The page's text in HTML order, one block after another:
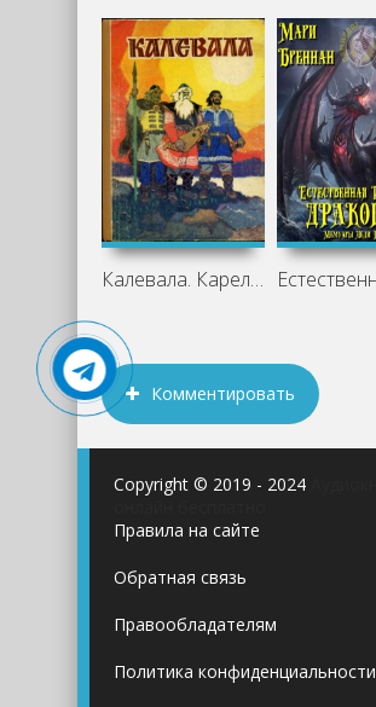
Калевала. Карело-финский эпос - Лённрот
Комментировать
Copyright © 2019 - 2024
Правила на сайте
Обратная связь
Правообладателям
Политика конфиденциальности